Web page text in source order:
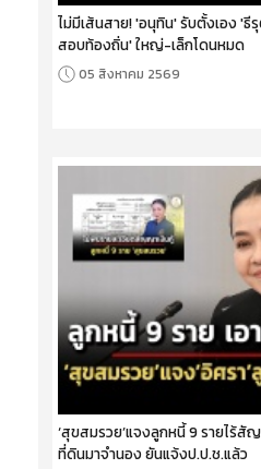
ไม่มีเส้นสาย! 'อนุทิน' รับตั้งเอง '
สอบท้องถิ่น' ใหญ่-เล็กโดนหมด
05 สิงหาคม 2569
‘สุขสมรวย’แจงลูกหนี้ 9 รายไร้สัญ
ที่ดินมาจำนอง ยันแจ้งป.ป.ช.แล้ว